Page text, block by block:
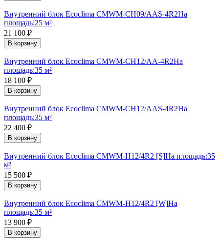
Внутренний блок Ecoclima CMWM-CH09/AAS-4R2На
площадь:25 м²
21 100 ₽
В корзину
Внутренний блок Ecoclima CMWM-CH12/AA-4R2На
площадь:35 м²
18 100 ₽
В корзину
Внутренний блок Ecoclima CMWM-CH12/AAS-4R2На
площадь:35 м²
22 400 ₽
В корзину
Внутренний блок Ecoclima CMWM-H12/4R2 [S]На площадь:35
м²
15 500 ₽
В корзину
Внутренний блок Ecoclima CMWM-H12/4R2 [W]На
площадь:35 м²
13 900 ₽
В корзину